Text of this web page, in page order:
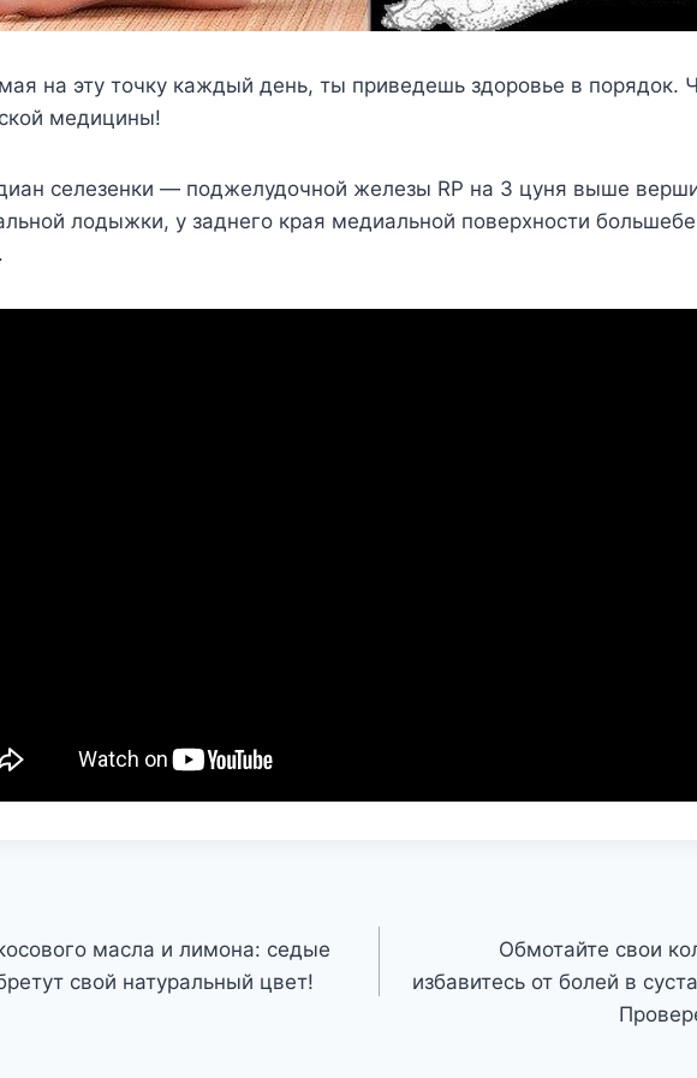
на эту точку каждый день, ты приведешь здоровье в порядок.
медицины!
селезенки — поджелудочной железы RP на 3 цуня выше
лодыжки, у заднего края медиальной поверхности
масла и лимона: седые
свой натуральный цвет!
Обмотайте свои
избавитесь от болей в